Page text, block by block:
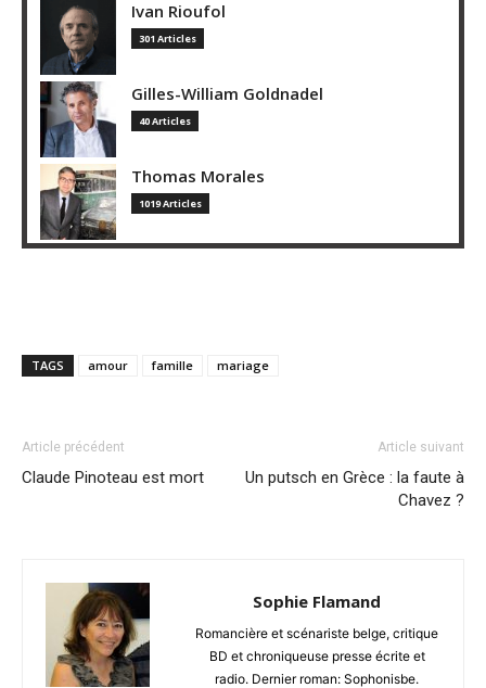
Ivan Rioufol
301 Articles
Gilles-William Goldnadel
40 Articles
Thomas Morales
1019 Articles
TAGS amour famille mariage
Article précédent
Claude Pinoteau est mort
Article suivant
Un putsch en Grèce : la faute à
Chavez ?
Sophie Flamand
Romancière et scénariste belge, critique
BD et chroniqueuse presse écrite et
radio. Dernier roman: Sophonisbe.